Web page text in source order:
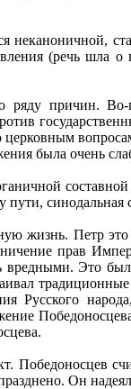
(речь шла
ряду причин.
была очень
пути,
жизнь. Петр
прав
Это
Русского
Он